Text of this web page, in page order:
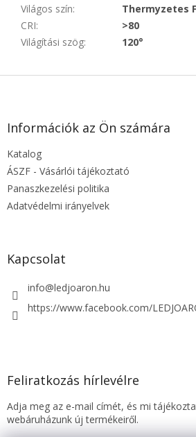
Világos szín:
Thermyzetes
CRI:
>80
Világítási szög: 120°
L
Információk az Ön számára
Katalog
ÁSZF - Vásárlói tájékoztató
Panaszkezelési politika
Adatvédelmi irányelvek
Kapcsolat
info@ledjoaron.hu
https://www.facebook.com/
Feliratkozás hírlevélre
Adja meg az e-mail címét, és mi
webáruházunk új termékeiről.